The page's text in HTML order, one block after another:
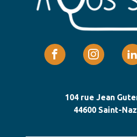
104 rue Jean
44600 Saint-